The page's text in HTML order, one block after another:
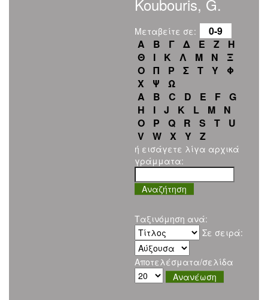
Koubouris, G.
Μεταβείτε σε:
0-9
Α
Β Γ Δ Ε Ζ
Η
Θ
Ι Κ Λ Μ Ν
Ξ
Ο
Π Ρ Σ Τ Υ
Φ
Χ
Ψ
Ω
A
B C D E F
G
H
I J K L M
N
O
P Q R S T
U
V
W X Y Z
ή εισάγετε λίγα αρχικά
γράμματα:
Ταξινόμηση ανά:
Σε σειρά:
Αποτελέσματα/σελίδα